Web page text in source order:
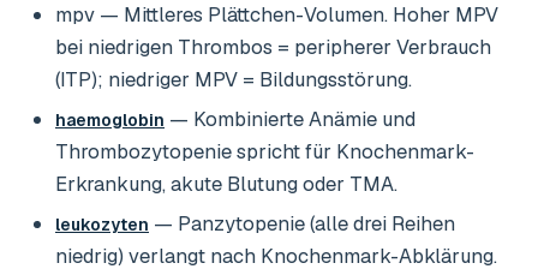
mpv — Mittleres Plättchen-Volumen. Hoher MPV
bei niedrigen Thrombos = peripherer Verbrauch
(ITP); niedriger MPV = Bildungsstörung.
haemoglobin — Kombinierte Anämie und
Thrombozytopenie spricht für Knochenmark-
Erkrankung, akute Blutung oder TMA.
leukozyten — Panzytopenie (alle drei Reihen
niedrig) verlangt nach Knochenmark-Abklärung.